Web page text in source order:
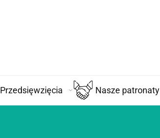
Przedsięwzięcia Nasze patronaty